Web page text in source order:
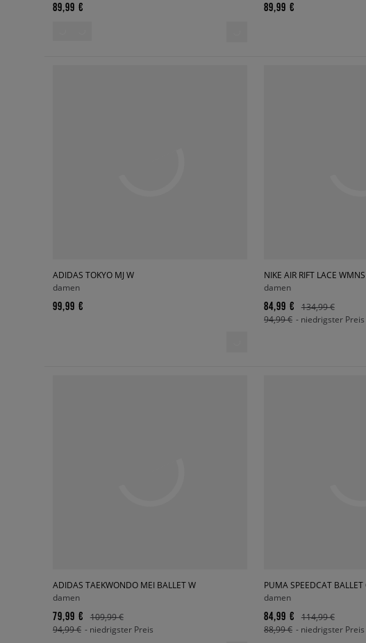
89,99 € 89,99 €
ADIDAS TOKYO MJ W
damen
99,99 €
NIKE AIR RIFT LACE WMNS
damen
84,99 €
134,99 €
94,99 € - niedrigster Preis
ADIDAS TAEKWONDO MEI BALLET W
damen
79,99 €
109,99 €
94,99 € - niedrigster Preis
PUMA SPEEDCAT BALLET
damen
84,99 €
114,99 €
88,99 € - niedrigster Preis